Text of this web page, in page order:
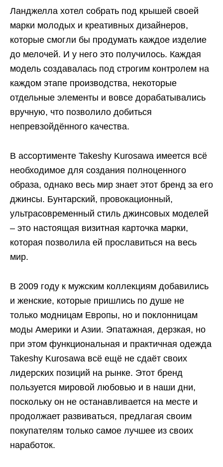
Ланджелла хотел собрать под крышей своей
марки молодых и креативных дизайнеров,
которые смогли бы продумать каждое изделие
до мелочей. И у него это получилось. Каждая
модель создавалась под строгим контролем на
каждом этапе производства, некоторые
отдельные элементы и вовсе дорабатывались
вручную, что позволило добиться
непревзойдённого качества.
В ассортименте Takeshy Kurosawa имеется всё
необходимое для создания полноценного
образа, однако весь мир знает этот бренд за его
джинсы. Бунтарский, провокационный,
ультрасовременный стиль джинсовых моделей
– это настоящая визитная карточка марки,
которая позволила ей прославиться на весь
мир.
В 2009 году к мужским коллекциям добавились
и женские, которые пришлись по душе не
только модницам Европы, но и поклонницам
моды Америки и Азии. Эпатажная, дерзкая, но
при этом функциональная и практичная одежда
Takeshy Kurosawa всё ещё не сдаёт своих
лидерских позиций на рынке. Этот бренд
пользуется мировой любовью и в наши дни,
поскольку он не останавливается на месте и
продолжает развиваться, предлагая своим
покупателям только самое лучшее из своих
наработок.